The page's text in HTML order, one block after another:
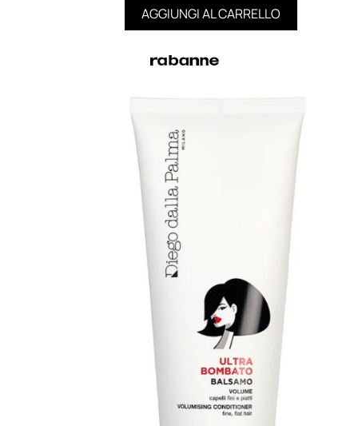
MAKE UP
Base/ Primer Occhi
Base/ Primer Viso
Palette E Cofanetti Occhi
Palette E Cofanetti Viso
Palette E Cofanetti Labbra
Fondotinta
Cipria
Terre Abbronzanti
Illuminante Viso
AGGIUNGI AL CARRELLO